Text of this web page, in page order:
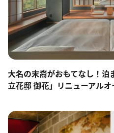
大名の末裔がおもてなし！
立花邸 御花」リニューアルオ